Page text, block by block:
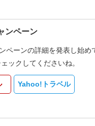
ンペーン
ペーンの詳細を発表し始め
ックしてくださいね。
Yahoo!トラベル